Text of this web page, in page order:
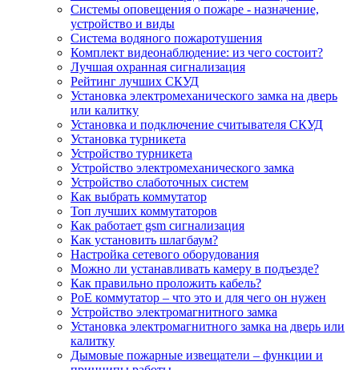
Системы оповещения о пожаре - назначение,
устройство и виды
Система водяного пожаротушения
Комплект видеонаблюдение: из чего состоит?
Лучшая охранная сигнализация
Рейтинг лучших СКУД
Установка электромеханического замка на дверь
или калитку
Установка и подключение считывателя СКУД
Установка турникета
Устройство турникета
Устройство электромеханического замка
Устройство слаботочных систем
Как выбрать коммутатор
Топ лучших коммутаторов
Как работает gsm сигнализация
Как установить шлагбаум?
Настройка сетевого оборудования
Можно ли устанавливать камеру в подъезде?
Как правильно проложить кабель?
PoE коммутатор – что это и для чего он нужен
Устройство электромагнитного замка
Установка электромагнитного замка на дверь или
калитку
Дымовые пожарные извещатели – функции и